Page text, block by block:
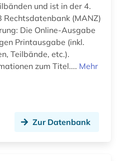
(1)
behindertenrecht (1)
und ist in der 4.
Rechtsdatenbank (MANZ)
Printausgabe (inkl.
Teilbände, etc.).
zum Titel.... Mehr
Zur Datenbank